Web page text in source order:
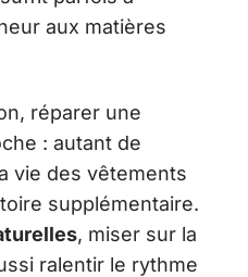
aux matières
réparer une
: autant de
vie des vêtements
supplémentaire.
, miser sur la
ralentir le rythme